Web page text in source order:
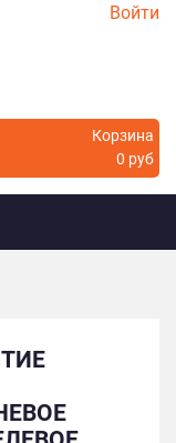
Войти
Корзина
0 руб